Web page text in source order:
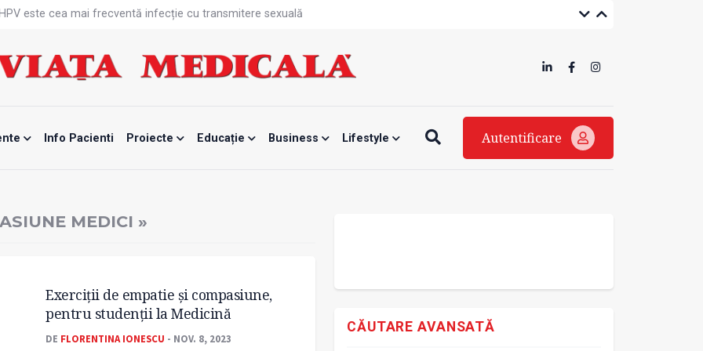
este cea mai frecventă infecție cu transmitere sexuală
blocată temporar
de la specialiști
mamei și copilului
Info Pacienti Proiecte Educație Business Lifestyle Autentificare
MEDICI »
Exerciții de empatie și compasiune,
pentru studenții la Medicină
DE FLORENTINA IONESCU - NOV. 8, 2023
CĂUTARE AVANSATĂ